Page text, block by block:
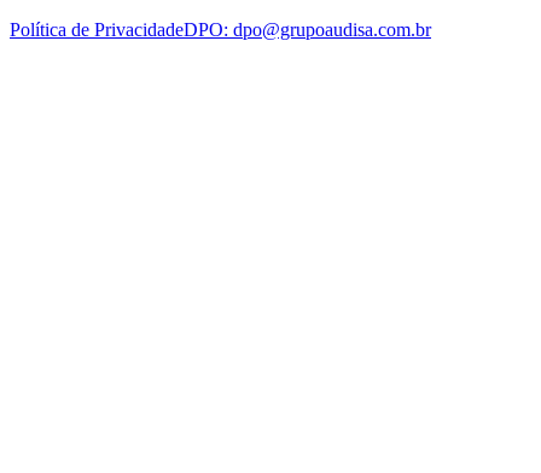
Política de PrivacidadeDPO: dpo@grupoaudisa.com.br